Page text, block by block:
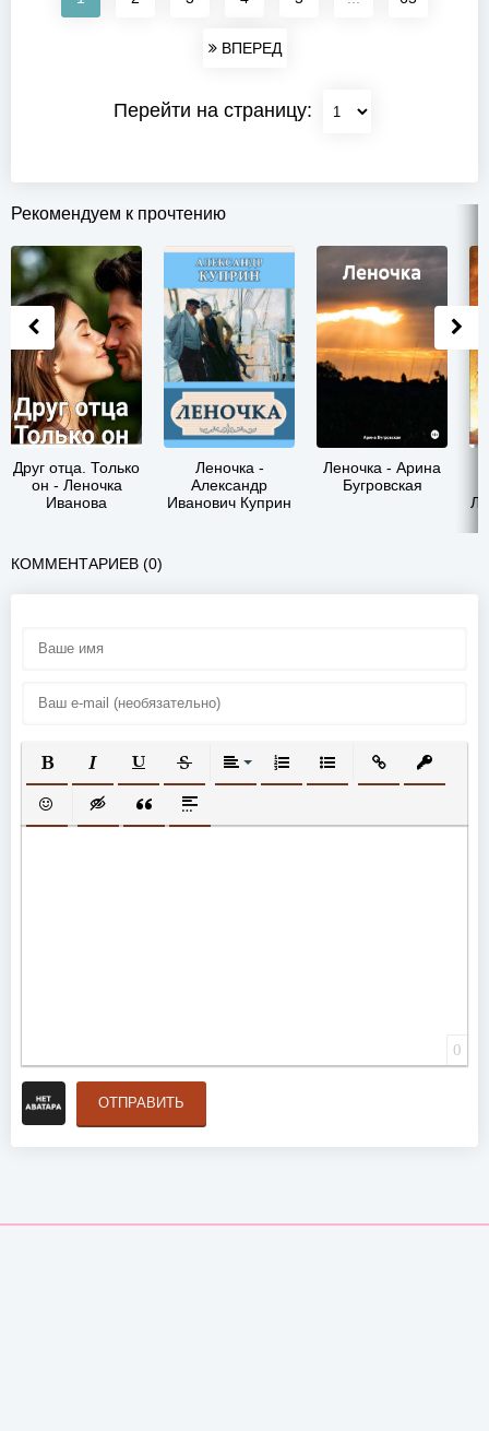
ВПЕРЕД
Перейти на страницу:
Рекомендуем к прочтению
Друг отца. Только
он - Леночка
Иванова
Леночка -
Александр
Иванович Куприн
Леночка - Арина
Бугровская
КОММЕНТАРИЕВ (0)
ПОЛУЖИРНЫЙ
КУРСИВПОДЧЕРКНУТЫЙ
ЗАЧЕРКНУТЫЙВЫРАВНИВАНИЕ
НУМЕРОВАННЫЙ СПИСОК
МАРКИРОВАННЫЙ
ВСТАВИТЬ
ВСТАВИТЬ СМАЙЛИК
ВСТАВКА СКРЫТОГО ТЕКСТА
ВСТАВКА ЦИТАТЫ
ВСТАВКА СПОЙЛЕРА
0
ОТПРАВИТЬ